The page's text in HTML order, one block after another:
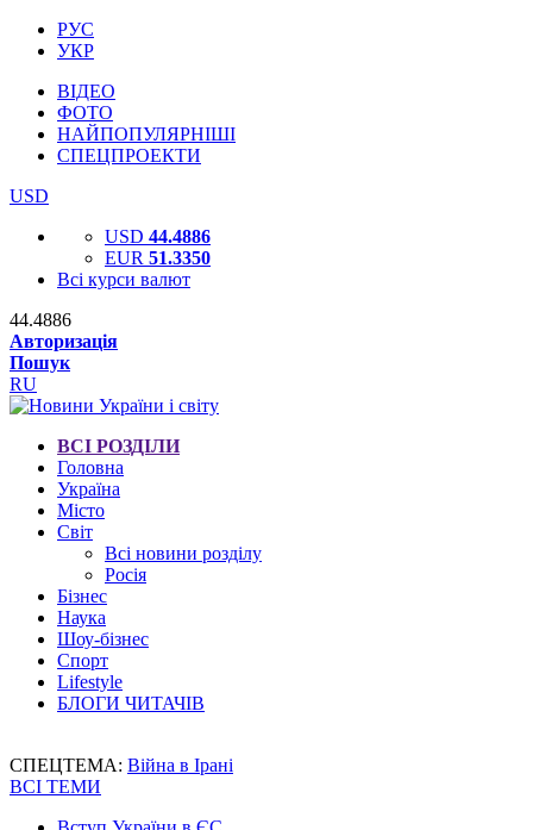
РУС
УКР
ВІДЕО
ФОТО
НАЙПОПУЛЯРНІШІ
СПЕЦПРОЕКТИ
USD
USD 44.4886
EUR 51.3350
Всі курси валют
44.4886
Авторизація
Пошук
RU
ВСІ РОЗДІЛИ
Головна
Україна
Місто
Світ
Всі новини розділу
Росія
Бізнес
Наука
Шоу-бізнес
Спорт
Lifestyle
БЛОГИ ЧИТАЧІВ
СПЕЦТЕМА: Війна в Ірані
ВСІ ТЕМИ